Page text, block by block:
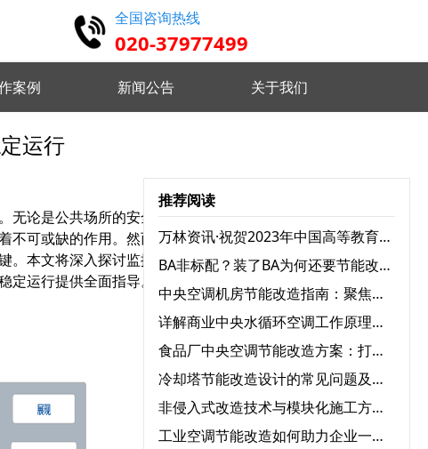
全国咨询热线
020-37977499
化 高精度仿真 设计认证维护
别 实时监控分析 优化设备状态
警 远程指挥控制 智能分析决策
据分析 自定义监测需求 灵活配置任务
案例 新闻公告 关于我们
运行
无论是公共场所的安全监
不可或缺的作用。然而，当
。本文将深入探讨监控视频
运行提供全面指导。
推荐阅读
万林资讯·祝贺2023年中国高等教育学会档案工作分会与广东省高校档案工作协会学术年会圆满召开
BA非标配？装了BA为何还要节能改造？
中央空调机房节能改造指南：聚焦三大耗电设备，实现能效跃升
详解商业中央水循环空调工作原理：为何舒适又高效？
食品厂中央空调节能改造方案：打造绿色节能生产环境
冷却塔节能改造设计的常见问题及解决方案
非侵入式改造技术与模块化施工方案在中央空调节能改造中的协同应用‌
工业空调节能改造如何助力企业一年节省50%能源成本？